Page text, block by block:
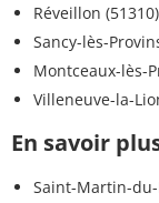
Réveillon (51310)
Sancy-lès-
Montceaux-lès-
Villeneuve-la-
En savoir
Saint-Martin-